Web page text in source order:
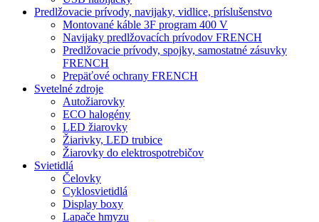
Predlžovacie prívody, navijaky, vidlice, príslušenstvo
Montované káble 3F program 400 V
Navijaky predlžovacích prívodov FRENCH
Predlžovacie prívody, spojky, samostatné zásuvky
FRENCH
Prepäťové ochrany FRENCH
Svetelné zdroje
Autožiarovky
ECO halogény
LED žiarovky
Žiarivky, LED trubice
Žiarovky do elektrospotrebičov
Svietidlá
Čelovky
Cyklosvietidlá
Display boxy
Lapače hmyzu